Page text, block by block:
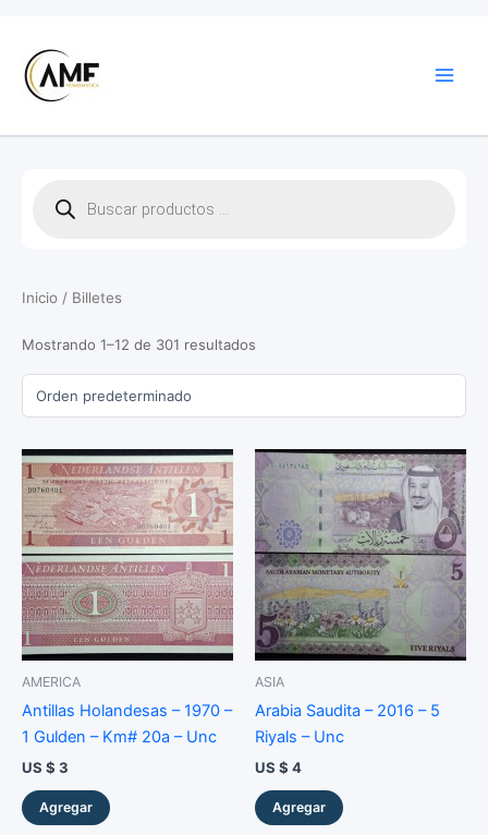
contenido
e
a
p
o
d
u
c
t
o
s
Inicio / Billetes
Mostrando 1–12 de 301 resultados
AMERICA
Antillas Holandesas – 1970 –
1 Gulden – Km# 20a – Unc
US $ 3
Agregar
ASIA
Arabia Saudita – 2016 – 5
Riyals – Unc
US $ 4
Agregar